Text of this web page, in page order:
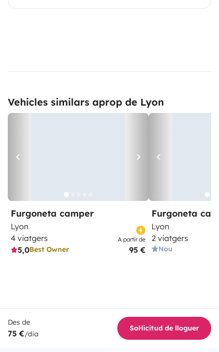
Vehicles similars aprop de Lyon
Furgoneta camper
Lyon
4 viatgers
5,0Best Owner
A partir de
95 €
Furgoneta
Lyon
2 viatgers
Nou
Des de
75 €/dia
Sol·licitud de lloguer